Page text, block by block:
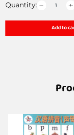
Quantity:
Add to